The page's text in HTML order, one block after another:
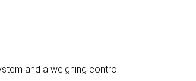
and a weighing control